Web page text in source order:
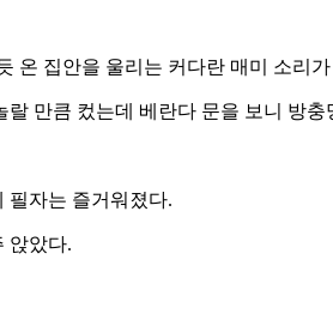
온 집안을 울리는 커다란 매미 소리
만큼 컸는데 베란다 문을 보니 방
필자는 즐거워졌다.
앉았다.